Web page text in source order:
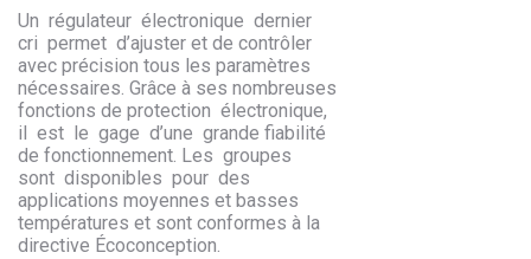
Un régulateur électronique dernier
cri permet d’ajuster et de contrôler
avec précision tous les paramètres
nécessaires. Grâce à ses nombreuses
fonctions de protection électronique,
il est le gage d’une grande fiabilité
de fonctionnement. Les groupes
sont disponibles pour des
applications moyennes et basses
températures et sont conformes à la
directive Écoconception.